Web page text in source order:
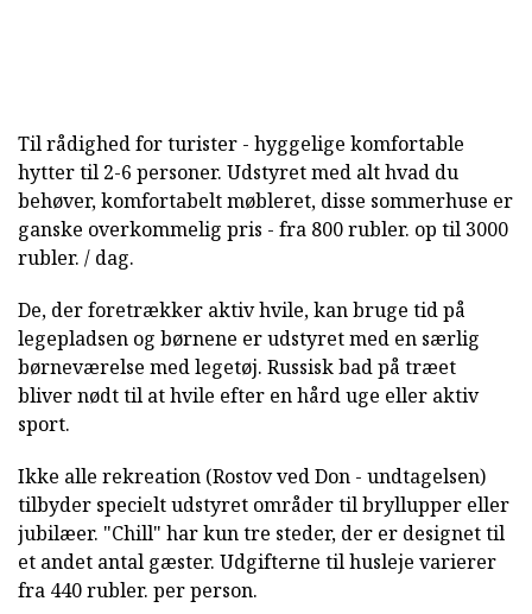
Til rådighed for turister - hyggelige komfortable
hytter til 2-6 personer. Udstyret med alt hvad du
behøver, komfortabelt møbleret, disse sommerhuse er
ganske overkommelig pris - fra 800 rubler. op til 3000
rubler. / dag.
De, der foretrækker aktiv hvile, kan bruge tid på
legepladsen og børnene er udstyret med en særlig
børneværelse med legetøj. Russisk bad på træet
bliver nødt til at hvile efter en hård uge eller aktiv
sport.
Ikke alle rekreation (Rostov ved Don - undtagelsen)
tilbyder specielt udstyret områder til bryllupper eller
jubilæer. "Chill" har kun tre steder, der er designet til
et andet antal gæster. Udgifterne til husleje varierer
fra 440 rubler. per person.